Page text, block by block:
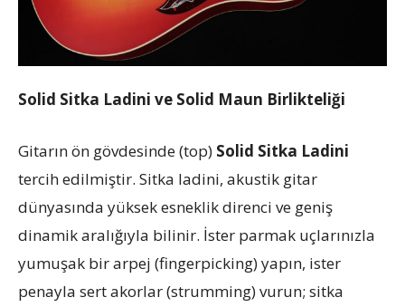
Solid Sitka Ladini ve Solid Maun Birlikteliği
Gitarın ön gövdesinde (top) Solid Sitka Ladini
tercih edilmiştir. Sitka ladini, akustik gitar
dünyasında yüksek esneklik direnci ve geniş
dinamik aralığıyla bilinir. İster parmak uçlarınızla
yumuşak bir arpej (fingerpicking) yapın, ister
penayla sert akorlar (strumming) vurun; sitka